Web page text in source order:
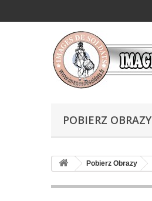
POBIERZ OBRAZY
Pobierz Obrazy